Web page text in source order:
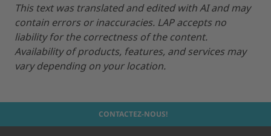
This text was translated and edited with AI and may
contain errors or inaccuracies. LAP accepts no
liability for the correctness of the content.
Availability of products, features, and services may
vary depending on your location.
CONTACTEZ-NOUS!